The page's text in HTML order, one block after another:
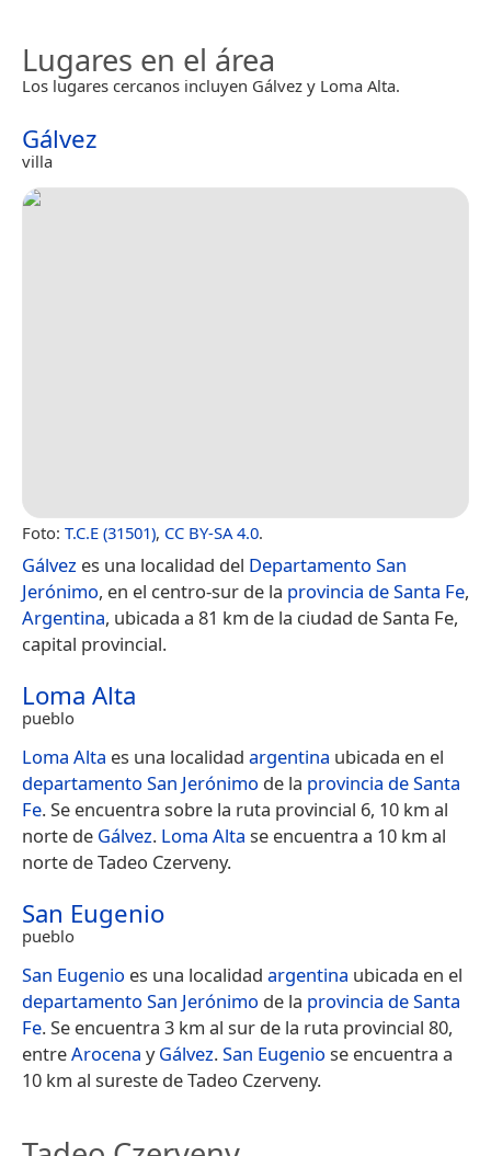
Lugares en el área
Los lugares cercanos incluyen Gálvez y Loma Alta.
Gálvez
villa
Foto: T.C.E (31501), CC BY-SA 4.0.
Gálvez es una localidad del Departamento San
Jerónimo, en el centro-sur de la provincia de Santa Fe,
Argentina, ubicada a 81 km de la ciudad de Santa Fe,
capital provincial.
Loma Alta
pueblo
Loma Alta es una localidad argentina ubicada en el
departamento San Jerónimo de la provincia de Santa
Fe. Se encuentra sobre la ruta provincial 6, 10 km al
norte de Gálvez. Loma Alta se encuentra a 10 km al
norte de Tadeo Czerveny.
San Eugenio
pueblo
San Eugenio es una localidad argentina ubicada en el
departamento San Jerónimo de la provincia de Santa
Fe. Se encuentra 3 km al sur de la ruta provincial 80,
entreArocena yGálvez.San Eugenio se encuentra a
10 km al sureste de Tadeo Czerveny.